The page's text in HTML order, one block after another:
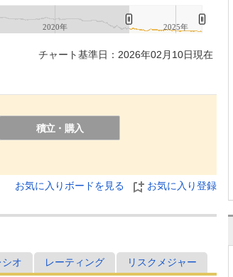
2020年 2025年
チャート基準日：2026年02月10日現在
積立・購入
お気に入りボードを見る お気に入り登録
オ レーティング リスクメジャー